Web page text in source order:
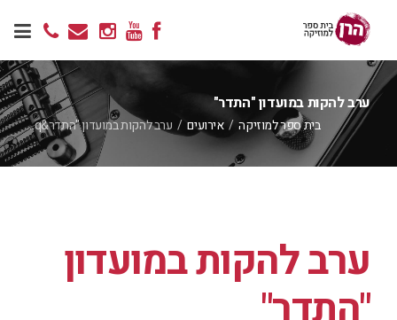
ערב להקות במועדון "התדר"
בית ספר למוזיקה / אירועים / ערב להקות במועדון "התדר&q…
ערב להקות במועדון